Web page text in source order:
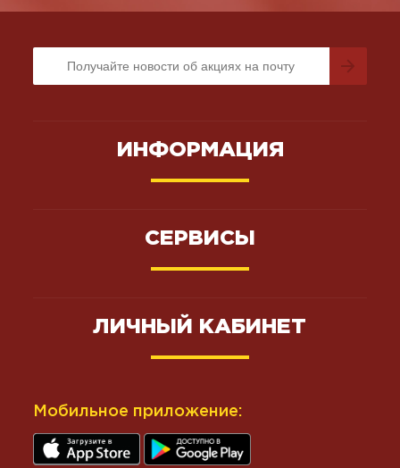
ИНФОРМАЦИЯ
СЕРВИСЫ
ЛИЧНЫЙ КАБИНЕТ
Мобильное приложение: